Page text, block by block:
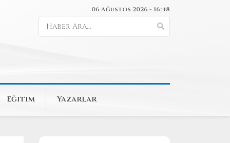
06 Ağustos 2026 - 16:48
Eğitim Yazarlar